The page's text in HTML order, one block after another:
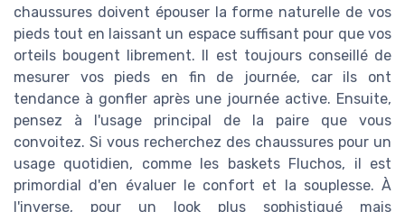
chaussures doivent épouser la forme naturelle de vos
pieds tout en laissant un espace suffisant pour que vos
orteils bougent librement. Il est toujours conseillé de
mesurer vos pieds en fin de journée, car ils ont
tendance à gonfler après une journée active. Ensuite,
pensez à l'usage principal de la paire que vous
convoitez. Si vous recherchez des chaussures pour un
usage quotidien, comme les baskets Fluchos, il est
primordial d'en évaluer le confort et la souplesse. À
l'inverse, pour un look plus sophistiqué mais